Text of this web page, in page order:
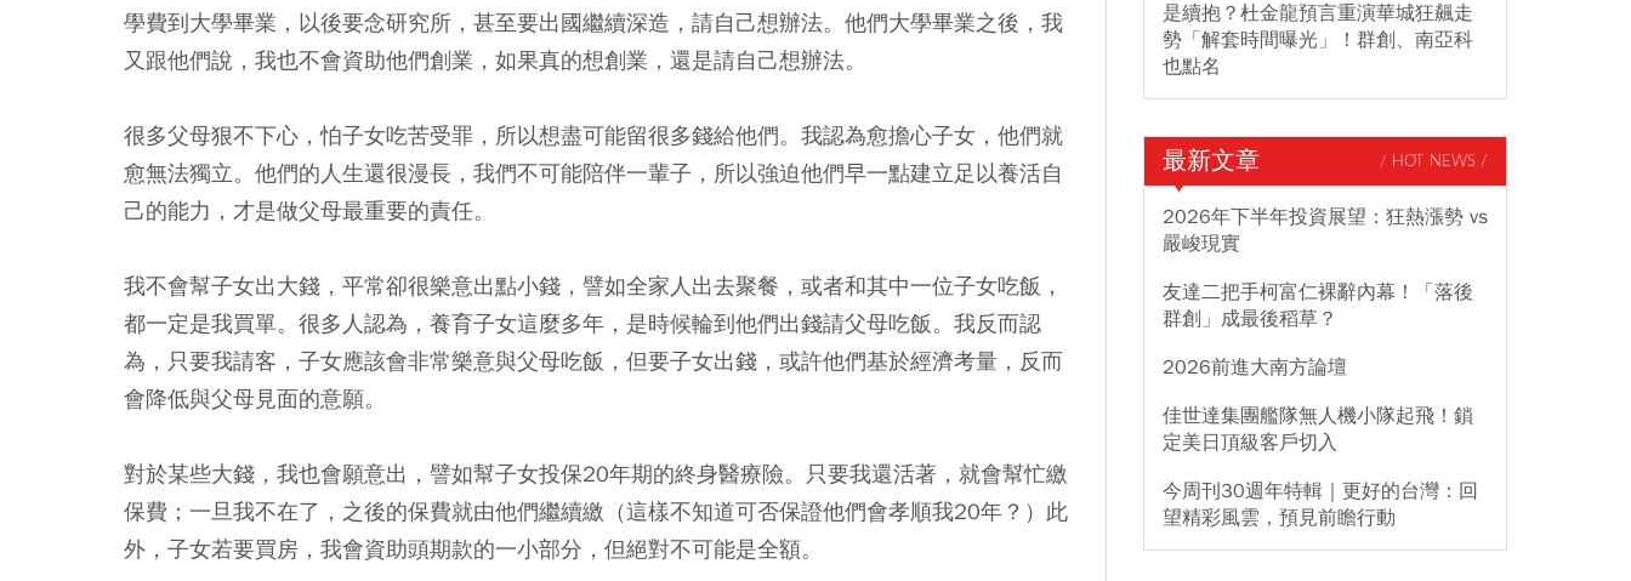
學費到大學畢業，以後要念研究所，甚至要出國繼續深造，請自己想辦法。他們大學畢業之後，我
又跟他們說，我也不會資助他們創業，如果真的想創業，還是請自己想辦法。
很多父母狠不下心，怕子女吃苦受罪，所以想盡可能留很多錢給他們。我認為愈擔心子女，他們就
愈無法獨立。他們的人生還很漫長，我們不可能陪伴一輩子，所以強迫他們早一點建立足以養活自
己的能力，才是做父母最重要的責任。
我不會幫子女出大錢，平常卻很樂意出點小錢，譬如全家人出去聚餐，或者和其中一位子女吃飯，
都一定是我買單。很多人認為，養育子女這麼多年，是時候輪到他們出錢請父母吃飯。我反而認
為，只要我請客，子女應該會非常樂意與父母吃飯，但要子女出錢，或許他們基於經濟考量，反而
會降低與父母見面的意願。
對於某些大錢，我也會願意出，譬如幫子女投保20年期的終身醫療險。只要我還活著，就會幫忙繳
保費；一旦我不在了，之後的保費就由他們繼續繳（這樣不知道可否保證他們會孝順我20年？）此
外，子女若要買房，我會資助頭期款的一小部分，但絕對不可能是全額。
是續抱？杜金龍預言重演華城狂飆走
勢「解套時間曝光」！群創、南亞科
也點名
最新文章 / HOT NEWS /
2026年下半年投資展望：狂熱漲勢 vs
嚴峻現實
友達二把手柯富仁裸辭內幕！「落後
群創」成最後稻草？
2026前進大南方論壇
佳世達集團艦隊無人機小隊起飛！鎖
定美日頂級客戶切入
今周刊30週年特輯｜更好的台灣：回
望精彩風雲，預見前瞻行動